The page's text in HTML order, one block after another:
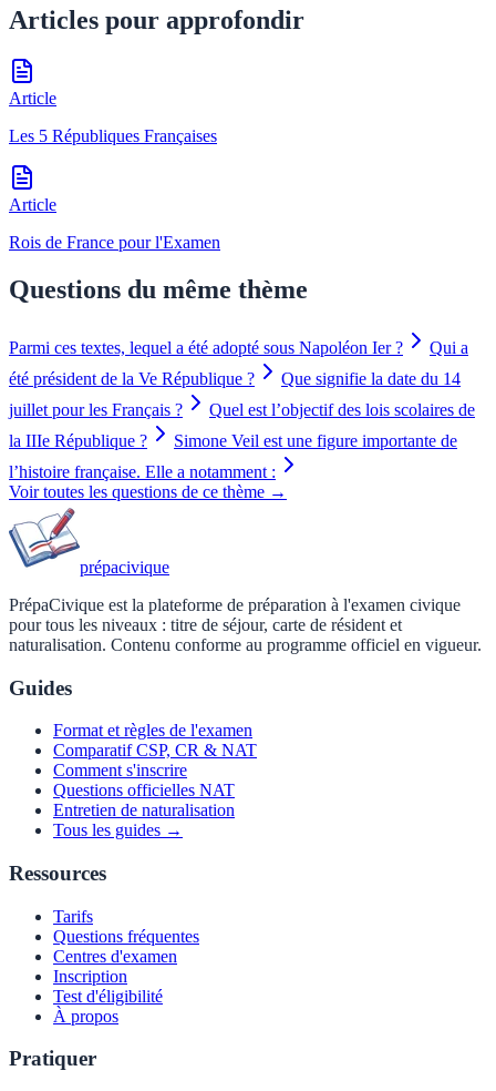
Articles pour approfondir
Article
Les 5 Républiques Françaises
Article
Rois de France pour l'Examen
Questions du même thème
Parmi ces textes, lequel a été adopté sous Napoléon Ier ?
Qui a
été président de la Ve République ?
Que signifie la date du 14
juillet pour les Français ?
Quel est l’objectif des lois scolaires de
la IIIe République ?
Simone Veil est une figure importante de
l’histoire française. Elle a notamment :
Voir toutes les questions de ce thème →
prépacivique
PrépaCivique est la plateforme de préparation à l'examen civique
pour tous les niveaux : titre de séjour, carte de résident et
naturalisation. Contenu conforme au programme officiel en vigueur.
Guides
Format et règles de l'examen
Comparatif CSP, CR & NAT
Comment s'inscrire
Questions officielles NAT
Entretien de naturalisation
Tous les guides →
Ressources
Tarifs
Questions fréquentes
Centres d'examen
Inscription
Test d'éligibilité
À propos
Pratiquer